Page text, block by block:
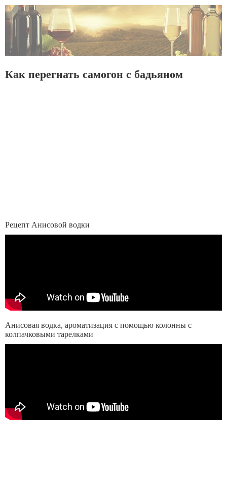
Как перегнать самогон с бадьяном
Рецепт Анисовой водки
Анисовая водка, ароматизация с помощью колонны с
колпачковыми тарелками